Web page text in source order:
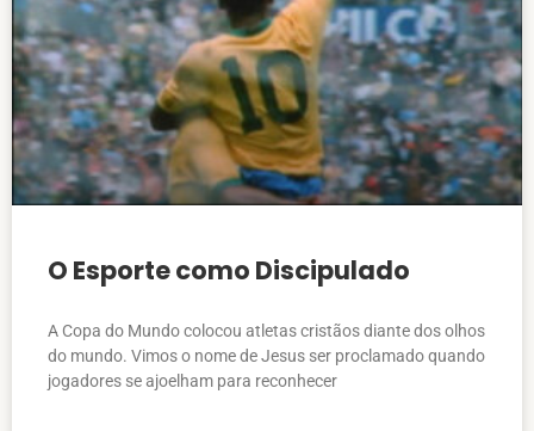
O Esporte como Discipulado
A Copa do Mundo colocou atletas cristãos diante dos olhos
do mundo. Vimos o nome de Jesus ser proclamado quando
jogadores se ajoelham para reconhecer